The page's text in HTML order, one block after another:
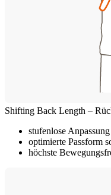
Shifting Back Length –
stufenlose
optimierte Passform
höchste